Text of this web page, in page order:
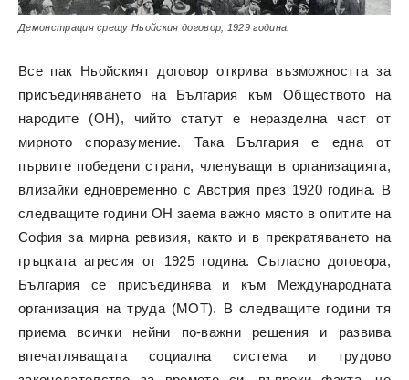
Демонстрация срещу Ньойския договор, 1929 година.
Все пак Ньойският договор открива възможността за
присъединяването на България към Обществото на
народите (ОН), чийто статут е неразделна част от
мирното споразумение. Така България е една от
първите победени страни, членуващи в организацията,
влизайки едновременно с Австрия през 1920 година. В
следващите години ОН заема важно място в опитите на
София за мирна ревизия, както и в прекратяването на
гръцката агресия от 1925 година. Съгласно договора,
България се присъединява и към Международната
организация на труда (МОТ). В следващите години тя
приема всички нейни по-важни решения и развива
впечатляващата социална система и трудово